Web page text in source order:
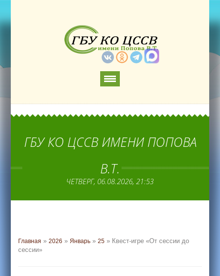
ГБУ КО ЦССВ ИМЕНИ ПОПОВА
В.Т.
ЧЕТВЕРГ, 06.08.2026, 21:53
Главная »2026 » Январь » 25 » Квест-игре «От сессии до
сессии»